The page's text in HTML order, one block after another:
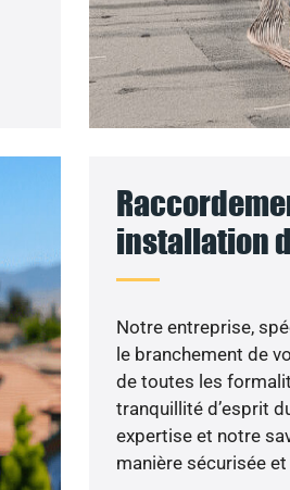
installation
Notre entreprise,
le branchement de
de toutes les
tranquillité d’esprit
expertise et notre
manière sécurisée